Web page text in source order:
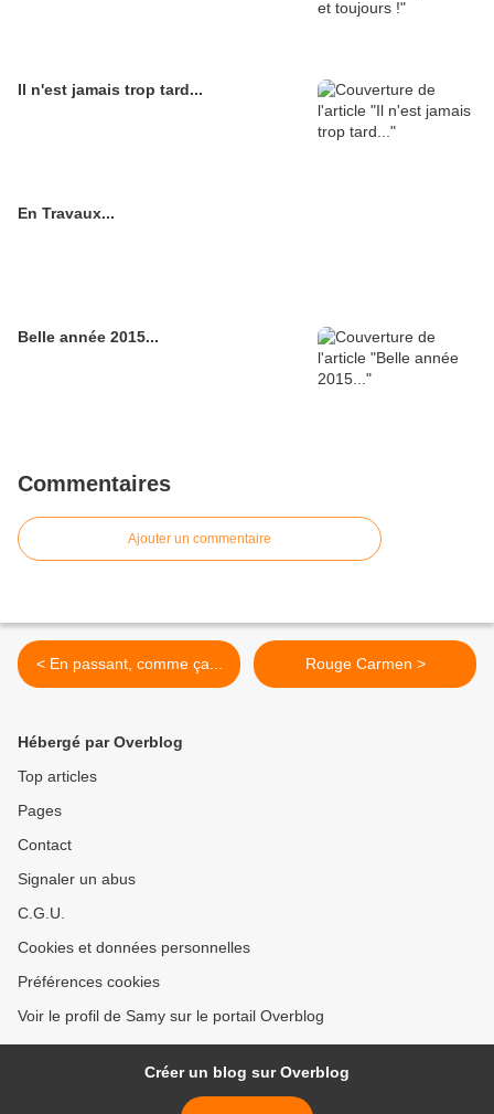
Il n'est jamais trop tard...
En Travaux...
Belle année 2015...
Commentaires
Ajouter un commentaire
< En passant, comme ça... Rouge Carmen >
Hébergé par Overblog
Top articles
Pages
Contact
Signaler un abus
C.G.U.
Cookies et données personnelles
Préférences cookies
Voir le profil de Samy sur le portail Overblog
Créer un blog sur Overblog